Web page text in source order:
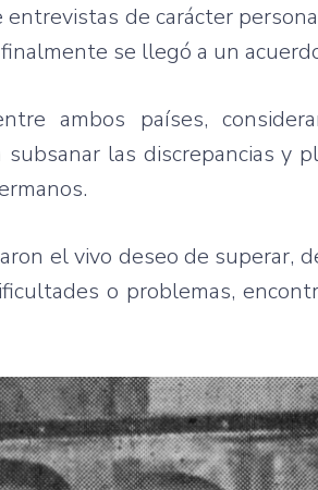
de carácter
se llegó a un
ambos países,
las discrepancias y
el vivo deseo de superar,
o problemas,